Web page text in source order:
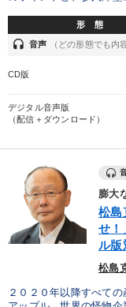
形 態
headset 音声 （どの形態でも内
CD版
デジタル音声版
（配信＋ダウンロード）
膨大
松島
せ！
ル版
松島
２０２０年以降すべて